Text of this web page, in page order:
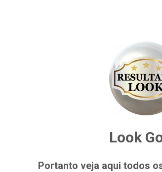
Look
Portanto veja aqui todos